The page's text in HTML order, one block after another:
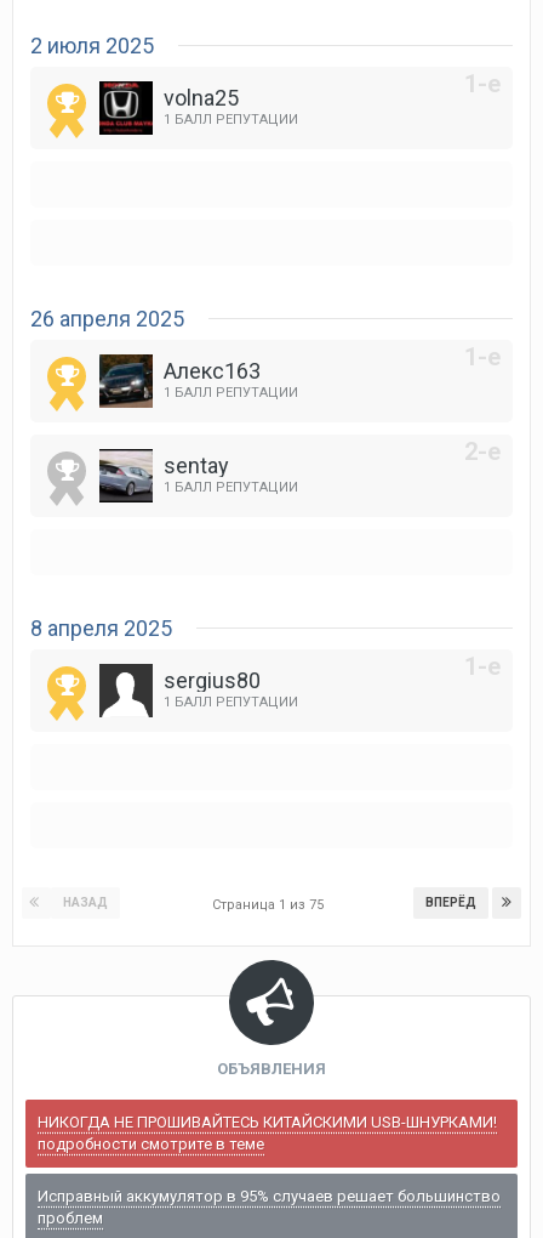
2 июля 2025
volna25
1 БАЛЛ РЕПУТАЦИИ
26 апреля 2025
Алекс163
1 БАЛЛ РЕПУТАЦИИ
sentay
1 БАЛЛ РЕПУТАЦИИ
8 апреля 2025
sergius80
1 БАЛЛ РЕПУТАЦИИ
НАЗАД ВПЕРЁД
Страница 1 из 75
ОБЪЯВЛЕНИЯ
НИКОГДА НЕ ПРОШИВАЙТЕСЬ КИТАЙСКИМИ USB-ШНУРКАМИ!
подробности смотрите в теме
Исправный аккумулятор в 95% случаев решает большинство
проблем